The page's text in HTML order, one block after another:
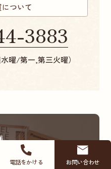
ついて
3883
曜/第一,第三火曜）
グ請求
電話をかける お問い合わせ